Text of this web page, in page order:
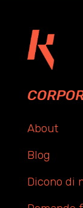
About
Blog
Dicono di